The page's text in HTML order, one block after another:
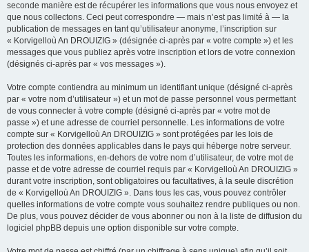
seconde manière est de récupérer les informations que vous nous envoyez et
que nous collectons. Ceci peut correspondre — mais n’est pas limité à — la
publication de messages en tant qu’utilisateur anonyme, l’inscription sur
« Korvigelloù An DROUIZIG » (désignée ci-après par « votre compte ») et les
messages que vous publiez après votre inscription et lors de votre connexion
(désignés ci-après par « vos messages »).
Votre compte contiendra au minimum un identifiant unique (désigné ci-après
par « votre nom d’utilisateur ») et un mot de passe personnel vous permettant
de vous connecter à votre compte (désigné ci-après par « votre mot de
passe ») et une adresse de courriel personnelle. Les informations de votre
compte sur « Korvigelloù An DROUIZIG » sont protégées par les lois de
protection des données applicables dans le pays qui héberge notre serveur.
Toutes les informations, en-dehors de votre nom d’utilisateur, de votre mot de
passe et de votre adresse de courriel requis par « Korvigelloù An DROUIZIG »
durant votre inscription, sont obligatoires ou facultatives, à la seule discrétion
de « Korvigelloù An DROUIZIG ». Dans tous les cas, vous pouvez contrôler
quelles informations de votre compte vous souhaitez rendre publiques ou non.
De plus, vous pouvez décider de vous abonner ou non à la liste de diffusion du
logiciel phpBB depuis une option disponible sur votre compte.